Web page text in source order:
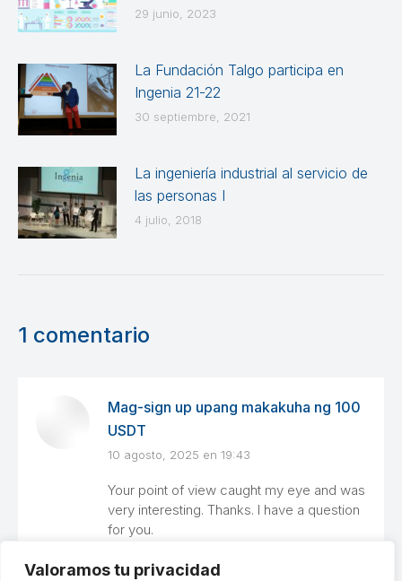
Valoramos tu privacidad
29 junio, 2023
La Fundación Talgo participa en
Ingenia 21-22
30 septiembre, 2021
La ingeniería industrial al servicio de
las personas I
4 julio, 2018
1 comentario
Mag-sign up upang makakuha ng 100
USDT
dice:
10 agosto, 2025 en 19:43
Your point of view caught my eye and was
very interesting. Thanks. I have a question
for you.